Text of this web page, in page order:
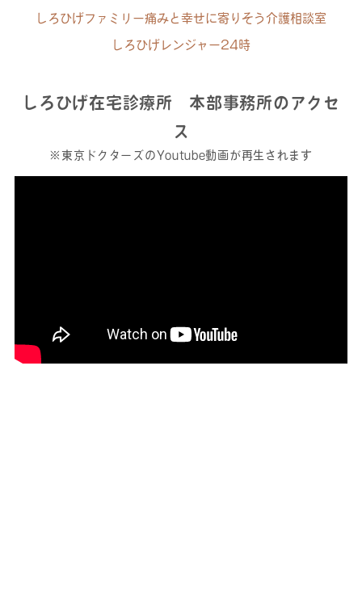
しろひげファミリー痛みと幸せに寄りそう介護相談室
しろひげレンジャー24時
しろひげ在宅診療所 本部事務所のアクセ
ス
※東京ドクターズのYoutube動画が再生されます